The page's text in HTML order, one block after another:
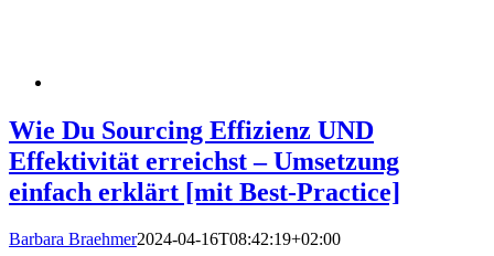
Wie Du Sourcing Effizienz UND
Effektivität erreichst – Umsetzung
einfach erklärt [mit Best-Practice]
Barbara Braehmer2024-04-16T08:42:19+02:00